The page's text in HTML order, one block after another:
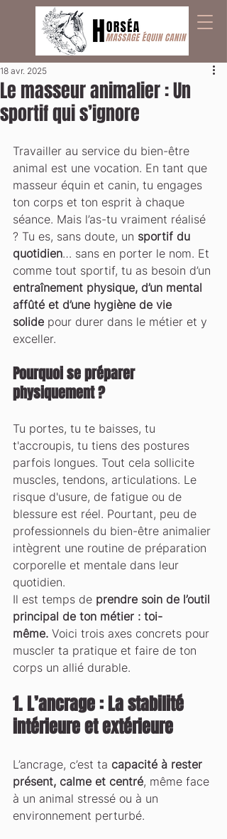
Le masseur animalier : Un
sportif qui s’ignore
18 avr. 2025
Travailler au service du bien-être
animal est une vocation. En tant que
masseur équin et canin, tu engages
ton corps et ton esprit à chaque
séance. Mais l’as-tu vraiment réalisé
? Tu es, sans doute, un sportif du
quotidien… sans en porter le nom. Et
comme tout sportif, tu as besoin d’un
entraînement physique, d’un mental
affûté et d’une hygiène de vie
solide pour durer dans le métier et y
exceller.
Pourquoi se préparer
physiquement ?
Tu portes, tu te baisses, tu
t'accroupis, tu tiens des postures
parfois longues. Tout cela sollicite
muscles, tendons, articulations. Le
risque d'usure, de fatigue ou de
blessure est réel. Pourtant, peu de
professionnels du bien-être animalier
intègrent une routine de préparation
corporelle et mentale dans leur
quotidien.
Il est temps de prendre soin de l’outil
principal de ton métier : toi-
même. Voici trois axes concrets pour
muscler ta pratique et faire de ton
corps un allié durable.
1. L’ancrage : La stabilité
intérieure et extérieure
L’ancrage, c’est ta capacité à rester
présent, calme et centré, même face
à un animal stressé ou à un
environnement perturbé.